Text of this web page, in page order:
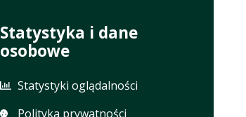
Statystyka i dane
osobowe
Statystyki oglądalności
Polityka prywatności